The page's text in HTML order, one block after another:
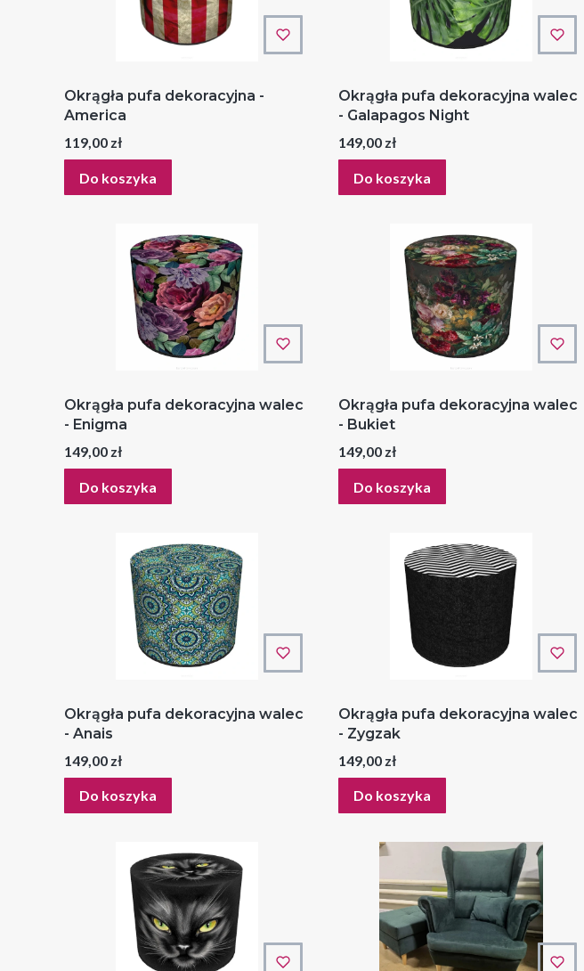
Okrągła pufa dekoracyjna -
America
Cena
119,00 zł
Do koszyka
Okrągła pufa dekoracyjna walec
- Galapagos Night
Cena
149,00 zł
Do koszyka
Okrągła pufa dekoracyjna walec
- Enigma
Cena
149,00 zł
Do koszyka
Okrągła pufa dekoracyjna walec
- Bukiet
Cena
149,00 zł
Do koszyka
Okrągła pufa dekoracyjna walec
- Anais
Cena
149,00 zł
Do koszyka
Okrągła pufa dekoracyjna walec
- Zygzak
Cena
149,00 zł
Do koszyka